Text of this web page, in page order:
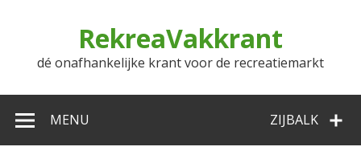
RekreaVakkrant
dé onafhankelijke krant voor de recreatiemarkt
ZIJBALK
MENU